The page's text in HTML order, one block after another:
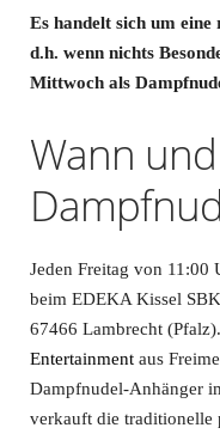
Es handelt sich um
d.h. wenn nichts
Mittwoch als
Wann
Jeden Freitag von 11:00
beim EDEKA Kissel
67466 Lambrecht
Entertainment aus
Dampfnudel-Anhänger
verkauft die traditionelle